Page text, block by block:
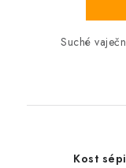
Suché
Kost